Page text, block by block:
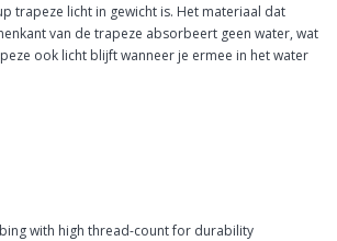
trapeze licht in gewicht is. Het materiaal dat
van de trapeze absorbeert geen water, wat
ook licht blijft wanneer je ermee in het water
with high thread-count for durability